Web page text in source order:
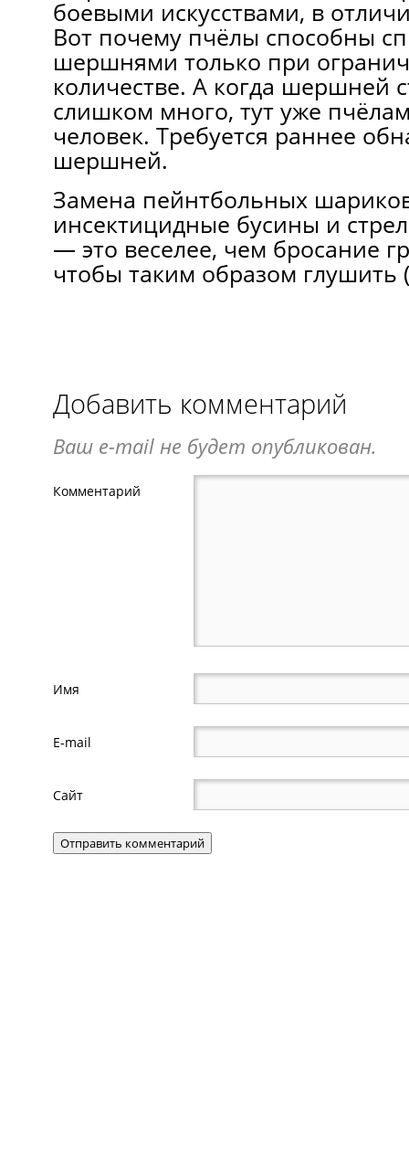
боевыми искусствами, в
Вот почему пчёлы способны
шершнями только при
количестве. А когда шершней
слишком много, тут уже
человек. Требуется раннее
шершней.
Замена пейнтбольных
инсектицидные бусины и
— это веселее, чем бросание
чтобы таким образом глушить
Добавить комментарий
Ваш e-mail не будет опубликован.
Комментарий
Имя
E-mail
Сайт